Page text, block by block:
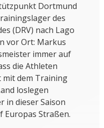
Dortmund
des
(DRV) nach Lago
vor Ort: Markus
immer auf
die Athleten
mit dem Training
loslegen
in dieser Saison
Europas Straßen.